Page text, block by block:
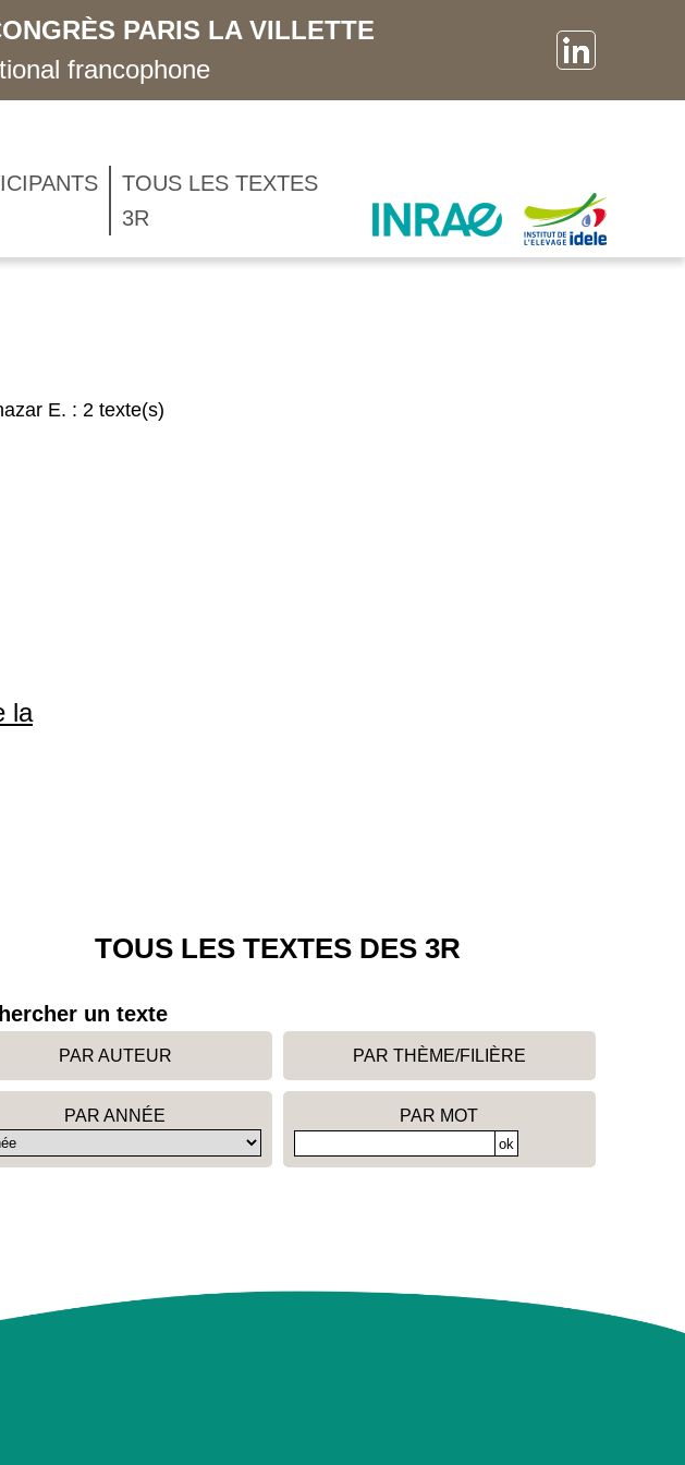
PARIS LA VILLETTE
francophone
TOUS LES TEXTES
3R
E. : 2 texte(s)
la
TOUS LES TEXTES DES 3R
un texte
PAR AUTEUR PAR THÈME/FILIÈRE
PAR ANNÉE PAR MOT